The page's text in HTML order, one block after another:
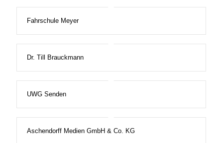
Fahrschule Meyer
Dr. Till Brauckmann
UWG Senden
Aschendorff Medien GmbH & Co. KG